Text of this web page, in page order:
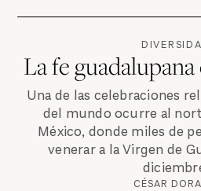
La fe
Una de las celebraciones
del mundo ocurre al
México, donde miles de
venerar a la Virgen de
CÉSAR